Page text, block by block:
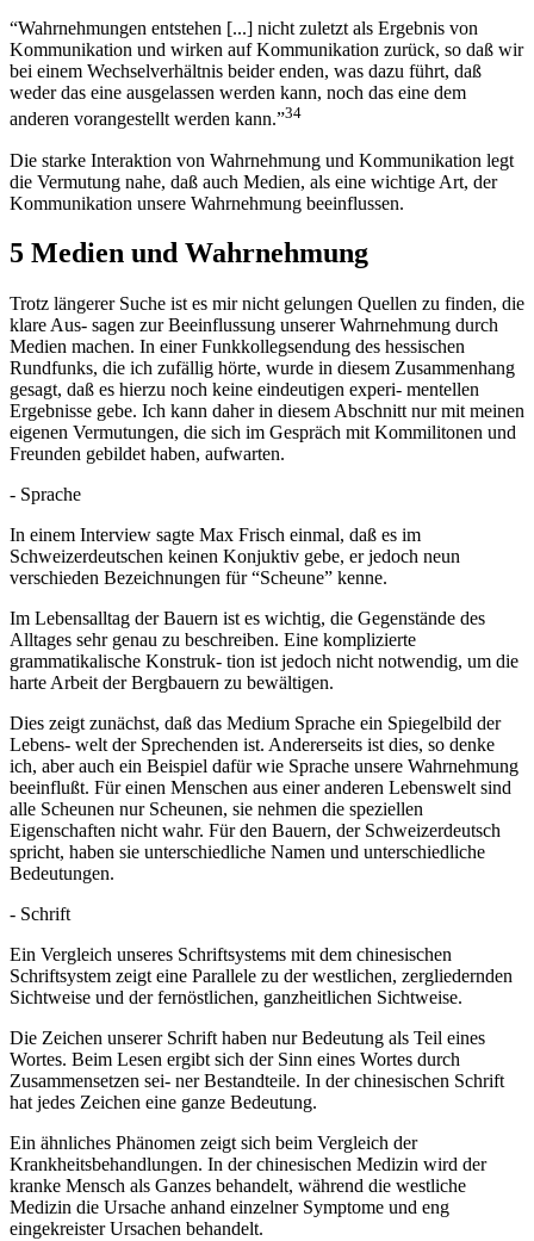
“Wahrnehmungen entstehen [...] nicht zuletzt als Ergebnis von
Kommunikation und wirken auf Kommunikation zurück, so daß wir
bei einem Wechselverhältnis beider enden, was dazu führt, daß
weder das eine ausgelassen werden kann, noch das eine dem
anderen vorangestellt werden kann.”34
Die starke Interaktion von Wahrnehmung und Kommunikation legt
die Vermutung nahe, daß auch Medien, als eine wichtige Art, der
Kommunikation unsere Wahrnehmung beeinflussen.
5 Medien und Wahrnehmung
Trotz längerer Suche ist es mir nicht gelungen Quellen zu finden, die
klare Aus- sagen zur Beeinflussung unserer Wahrnehmung durch
Medien machen. In einer Funkkollegsendung des hessischen
Rundfunks, die ich zufällig hörte, wurde in diesem Zusammenhang
gesagt, daß es hierzu noch keine eindeutigen experi- mentellen
Ergebnisse gebe. Ich kann daher in diesem Abschnitt nur mit meinen
eigenen Vermutungen, die sich im Gespräch mit Kommilitonen und
Freunden gebildet haben, aufwarten.
- Sprache
In einem Interview sagte Max Frisch einmal, daß es im
Schweizerdeutschen keinen Konjuktiv gebe, er jedoch neun
verschieden Bezeichnungen für “Scheune” kenne.
Im Lebensalltag der Bauern ist es wichtig, die Gegenstände des
Alltages sehr genau zu beschreiben. Eine komplizierte
grammatikalische Konstruk- tion ist jedoch nicht notwendig, um die
harte Arbeit der Bergbauern zu bewältigen.
Dies zeigt zunächst, daß das Medium Sprache ein Spiegelbild der
Lebens- welt der Sprechenden ist. Andererseits ist dies, so denke
ich, aber auch ein Beispiel dafür wie Sprache unsere Wahrnehmung
beeinflußt. Für einen Menschen aus einer anderen Lebenswelt sind
alle Scheunen nur Scheunen, sie nehmen die speziellen
Eigenschaften nicht wahr. Für den Bauern, der Schweizerdeutsch
spricht, haben sie unterschiedliche Namen und unterschiedliche
Bedeutungen.
- Schrift
Ein Vergleich unseres Schriftsystems mit dem chinesischen
Schriftsystem zeigt eine Parallele zu der westlichen, zergliedernden
Sichtweise und der fernöstlichen, ganzheitlichen Sichtweise.
Die Zeichen unserer Schrift haben nur Bedeutung als Teil eines
Wortes. Beim Lesen ergibt sich der Sinn eines Wortes durch
Zusammensetzen sei- ner Bestandteile. In der chinesischen Schrift
hat jedes Zeichen eine ganze Bedeutung.
Ein ähnliches Phänomen zeigt sich beim Vergleich der
Krankheitsbehandlungen. In der chinesischen Medizin wird der
kranke Mensch als Ganzes behandelt, während die westliche
Medizin die Ursache anhand einzelner Symptome und eng
eingekreister Ursachen behandelt.